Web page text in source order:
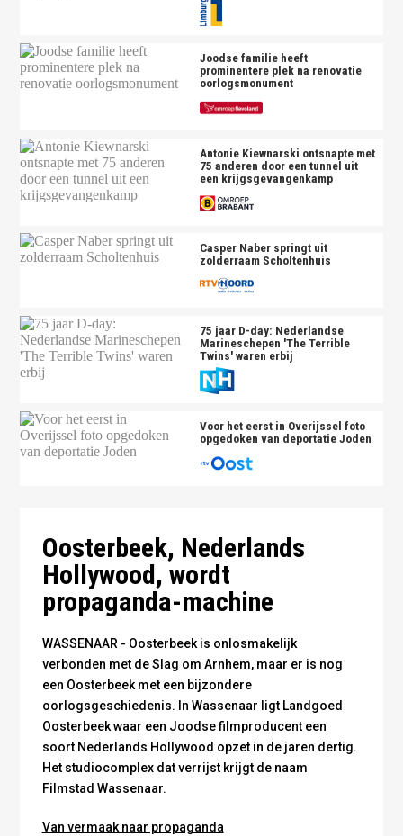
Joodse familie heeft
prominentere plek na renovatie
oorlogsmonument
Antonie Kiewnarski ontsnapte met
75 anderen door een tunnel uit
een krijgsgevangenkamp
Casper Naber springt uit
zolderraam Scholtenhuis
75 jaar D-day: Nederlandse
Marineschepen 'The Terrible
Twins' waren erbij
Voor het eerst in Overijssel foto
opgedoken van deportatie Joden
Filmcrew op Landgoed Oosterbeek (foto Dick van
Oosterbeek, Nederlands
Hollywood, wordt
propaganda-machine
WASSENAAR - Oosterbeek is onlosmakelijk
verbonden met de Slag om Arnhem, maar er is nog
een Oosterbeek met een bijzondere
oorlogsgeschiedenis. In Wassenaar ligt Landgoed
Oosterbeek waar een Joodse filmproducent een
soort Nederlands Hollywood opzet in de jaren dertig.
Het studiocomplex dat verrijst krijgt de naam
Filmstad Wassenaar.
Van vermaak naar propaganda